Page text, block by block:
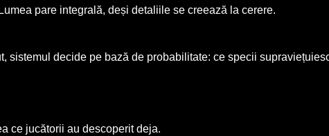
pare integrală, deși detaliile se creează la cerere.
decide pe bază de probabilitate: ce specii
ce jucătorii au descoperit deja.